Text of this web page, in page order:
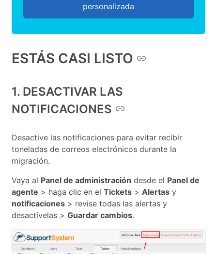
personalizada
ESTÁS CASI LISTO
1. DESACTIVAR LAS
NOTIFICACIONES
Desactive las notificaciones para evitar recibir
toneladas de correos electrónicos durante la
migración.
Vaya al Panel de administración desde el Panel de
agente > haga clic en el Tickets > Alertas y
notificaciones > revise todas las alertas y
desactívelas > Guardar cambios.